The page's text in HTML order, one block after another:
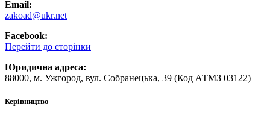
Email:
zakoad@ukr.net
Facebook:
Перейти до сторінки
Юридична адреса:
88000, м. Ужгород, вул. Собранецька, 39 (Код АТМЗ 03122)
Керівництво